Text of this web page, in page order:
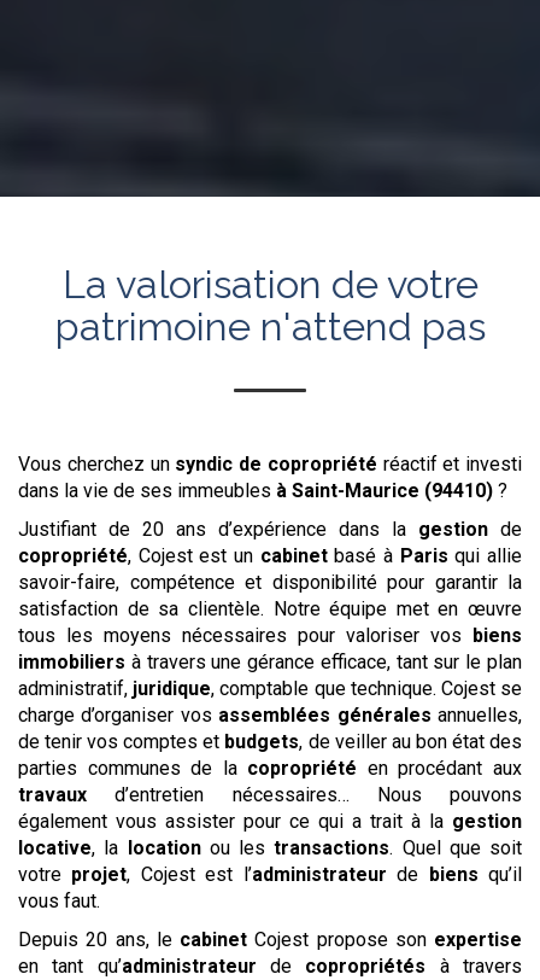
La valorisation de votre
patrimoine n'attend pas
Vous cherchez un syndic de copropriété réactif et investi
dans la vie de ses immeubles à Saint-Maurice (94410) ?
Justifiant de 20 ans d’expérience dans la gestion de
copropriété, Cojest est un cabinetbasé à Paris qui allie
savoir-faire, compétence et disponibilité pour garantir la
satisfaction de sa clientèle. Notre équipe met en œuvre
tous les moyens nécessaires pour valoriser vos
biens
immobiliers à travers une gérance efficace, tant sur le plan
administratif, juridique, comptable que technique. Cojest se
charge d’organiser vos assemblées générales annuelles,
de tenir vos comptes et budgets, de veiller au bon état des
parties communes de la copropriété en procédant aux
travaux d’entretien nécessaires… Nous pouvons
également vous assister pour ce qui a trait à la gestion
locative, la locationou lestransactions. Quel que soit
votre projet, Cojest est l’administrateur de biens qu’il
vous faut.
Depuis 20 ans, le cabinet Cojest propose son expertise
en tant qu’administrateur de copropriétés à travers